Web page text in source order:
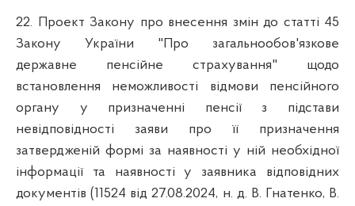
22. Проект Закону про внесення змін до статті 45
Закону України "Про загальнообов'язкове
державне пенсійне страхування" щодо
встановлення неможливості відмови пенсійного
органу у призначенні пенсії з підстави
невідповідності заяви про її призначення
затвердженій формі за наявності у ній необхідної
інформації та наявності у заявника відповідних
документів (11524 від 27.08.2024, н. д. В. Гнатенко, В.